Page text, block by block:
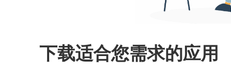
下载适合您需求的应用